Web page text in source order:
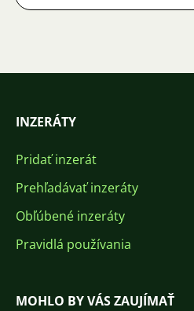
INZERÁTY
Pridať inzerát
Prehľadávať inzeráty
Obľúbené inzeráty
Pravidlá používania
MOHLO BY VÁS ZAUJÍMAŤ